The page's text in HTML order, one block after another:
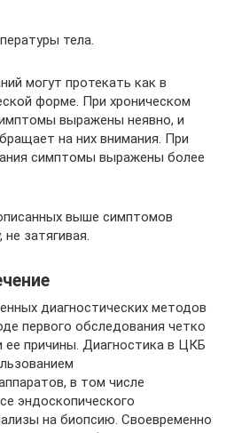
тела.
могут протекать как в
форме. При хроническом
выражены неявно, и
на них внимания. При
симптомы выражены более
выше симптомов
затягивая.
диагностических методов
первого обследования четко
ее причины. Диагностика в ЦКБ
в том числе
эндоскопического
на биопсию. Своевременно